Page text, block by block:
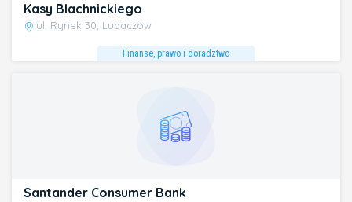
Kasy Blachnickiego
ul. Rynek 30, Lubaczów
Finanse, prawo i doradztwo
Santander Consumer Bank